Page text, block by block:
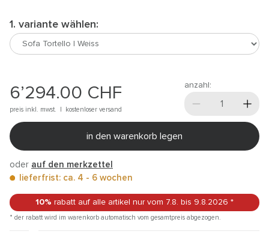
1. variante wählen:
6’294.00 CHF
preis inkl. mwst. | kostenloser versand
anzahl:
in den warenkorb legen
oder auf den merkzettel
lieferfrist: ca. 4 - 6 wochen
10% rabatt auf alle artikel nur vom 7.8. bis 9.8.2026 *
* der rabatt wird im warenkorb automatisch vom gesamtpreis abgezogen.